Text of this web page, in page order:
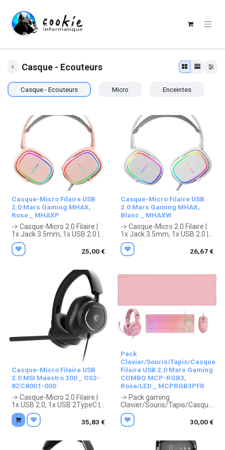
Casque - Ecouteurs
Casque - Ecouteurs Micro Enceintes
Casque-Micro Filaire USB
2.0 Mars Gaming MHAX,
Rose _ MHAXP
-> Casque-Micro 2.0 Filaire |
1x Jack 3.5mm, 1x USB 2.0 |
Rose, LED (RGB) | 220 x 191 x
84 mm, 290 g
CASQUE : Audio 2.0 Arceau |
MICRO : Omnidirectionnel,
Amovible/Flexible | 100/10
000 Hz | -38 dB
. Garantie 2 ans constructeur.
25,00€
Casque-Micro Filaire USB
2.0 Mars Gaming MHAX,
Blanc _ MHAXW
-> Casque-Micro 2.0 Filaire |
1x Jack 3.5mm, 1x USB 2.0 |
Blanc, LED (RGB) | 220 x 191 x
84 mm, 290 g
CASQUE : Audio 2.0 Arceau |
Amovible/Flexible | 100/10
26,67€
Casque-Micro Filaire USB
2.0 MSI Maestro 300 _ OS3-
8ZC8001-000
-> Casque-Micro 2.0 Filaire |
1x USB 2.0, 1x USB 2TypeC |
Noir | 197 x 165 x 84 mm, 260
g
CASQUE : Audio 2.0 Arceau,
35,83 €
Pack
Clavier/Souris/Tapis/Casque
Filaire USB 2.0 Mars Gaming
COMBO MCP-RGB3,
Rose/LED _ MCPRGB3PFR
-> Pack gaming
Clavier/Souris/Tapis/Casque
Filaire | 1x Jack 3.5mm, 3x
USB 2.0 | 1.50/1.80 m
CLAVIER : Membrane
Rétroéclairé | Rose, LED
30,00€